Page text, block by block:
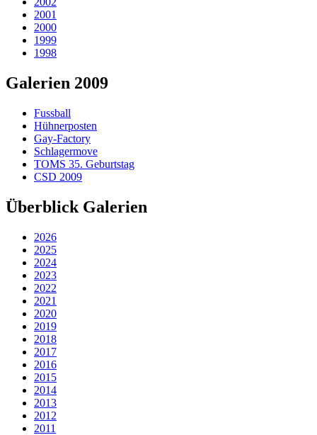
2001
2000
1999
1998
Galerien 2009
Fussball
Hühnerposten
Gay-Factory
Schlagermove
TOMS 35. Geburtstag
CSD 2009
Überblick Galerien
2026
2025
2024
2023
2022
2021
2020
2019
2018
2017
2016
2015
2014
2013
2012
2011